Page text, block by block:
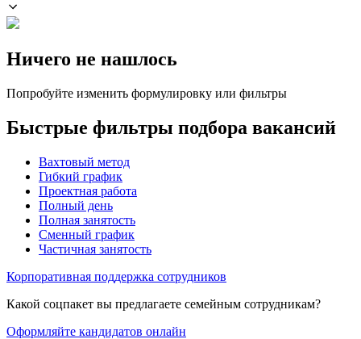
Ничего не нашлось
Попробуйте изменить формулировку или фильтры
Быстрые фильтры подбора вакансий
Вахтовый метод
Гибкий график
Проектная работа
Полный день
Полная занятость
Сменный график
Частичная занятость
Корпоративная поддержка сотрудников
Какой соцпакет вы предлагаете семейным сотрудникам?
Оформляйте кандидатов онлайн